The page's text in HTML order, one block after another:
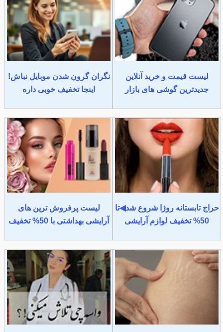
لیست قیمت و خرید آنلاین
جدیدترین گوشی های بازار
نگران گرون شدن موبایل نباش!
اینجا تخفیف خوبی داره
حراج تابستانه روژا شروع شد◀تا
50% تخفیف لوازم آرایشی
لیست پرفروش ترین های
آرایشی بهداشتی با 50% تخفیف